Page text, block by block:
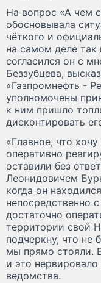
На вопрос «А чем
обосновывала
чёткого и
на самом деле так
согласился он с
Беззубцева,
«Газпромнефть -
уполномочены
к ним пришло
дисконтировать
«Главное, что
оперативно
оставили без
Леонидовичем
когда он
непосредственно
достаточно
территории свой
подчеркну, что не
мы прямо стояли.
и это нервировало
ведомства.